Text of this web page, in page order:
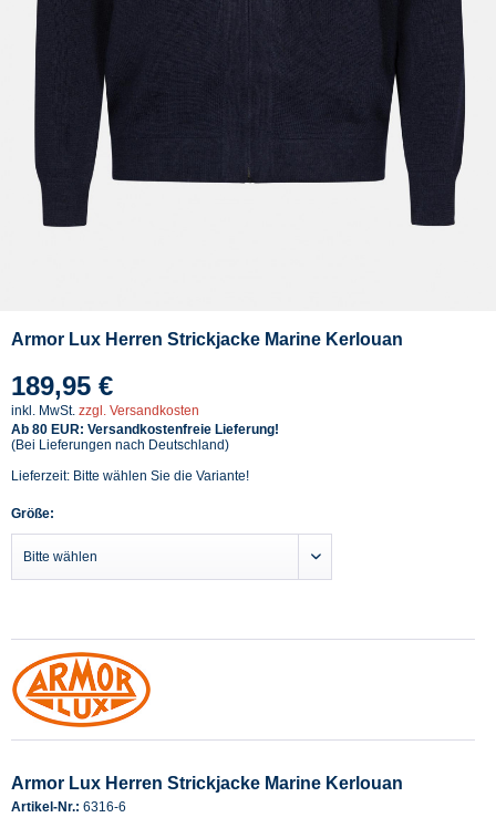
Armor Lux Herren Strickjacke Marine Kerlouan
189,95 €
inkl. MwSt. zzgl. Versandkosten
Ab 80 EUR: Versandkostenfreie Lieferung!
(Bei Lieferungen nach Deutschland)
Lieferzeit: Bitte wählen Sie die Variante!
Größe:
Armor Lux Herren Strickjacke Marine Kerlouan
Artikel-Nr.: 6316-6